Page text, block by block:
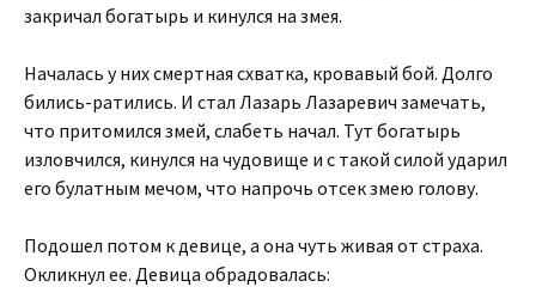
закричал богатырь и кинулся на змея.
Началась у них смертная схватка, кровавый бой. Долго
бились-ратились. И стал Лазарь Лазаревич замечать,
что притомился змей, слабеть начал. Тут богатырь
изловчился, кинулся на чудовище и с такой силой ударил
его булатным мечом, что напрочь отсек змею голову.
Подошел потом к девице, а она чуть живая от страха.
Окликнул ее. Девица обрадовалась: